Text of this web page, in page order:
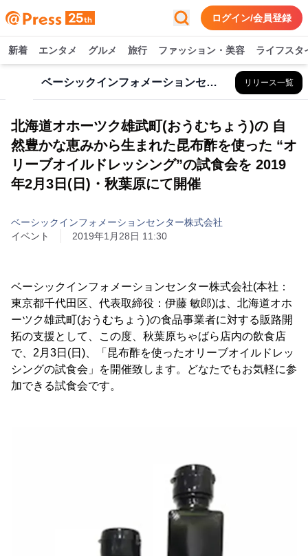
ログイン/会員登録
新着 エンタメ グルメ 旅行 ファッション・美容 ライフスタ
ベーシックインフォメーションセンター株式会社 リリース一覧
北海道オホーツク雄武町(おうむちょう)の 自
然豊かな恵みから生まれた昆布酢を使った “オ
リーブオイルドレッシング”の試食会を 2019
年2月3日(日)・秋葉原にて開催
ベーシックインフォメーションセンター株式会社
イベント
2019年1月28日 11:30
ベーシックインフォメーションセンター株式会社(本社：
東京都千代田区、代表取締役：伊藤 敏郎)は、北海道オホ
ーツク雄武町(おうむちょう)の食品事業者に対する販路開
拓の支援として、この度、秋葉原ちゃばら店内の飲食店
で、2月3日(日)、「昆布酢を使ったオリーブオイルドレッ
シングの試食会」を開催致します。どなたでもお気軽に参
加できる試食会です。